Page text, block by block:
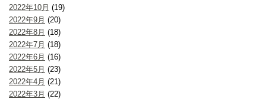
2022年10月 (19)
2022年9月 (20)
2022年8月 (18)
2022年7月 (18)
2022年6月 (16)
2022年5月 (23)
2022年4月 (21)
2022年3月 (22)